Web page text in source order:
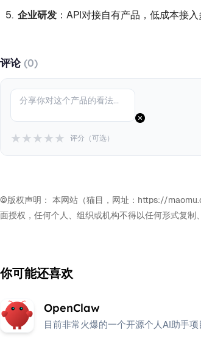
企业研发：API对接自有产品，低成本接入
评论(0)
★★★★★ 评分（可选）
©版权声明： 本网站（猫目，网址：https://
面授权，任何个人、组织或机构不得以任何形式复
你可能还喜欢
OpenClaw
目前非常火爆的一个开源个人AI助手项